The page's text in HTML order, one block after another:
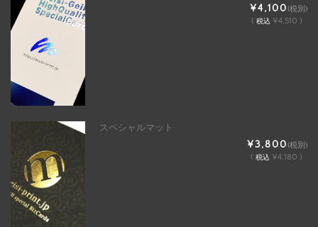
¥4,100(税別)
( 税込 ¥4,510 )
スペシャルマット
¥3,800(税別)
( 税込 ¥4,180 )